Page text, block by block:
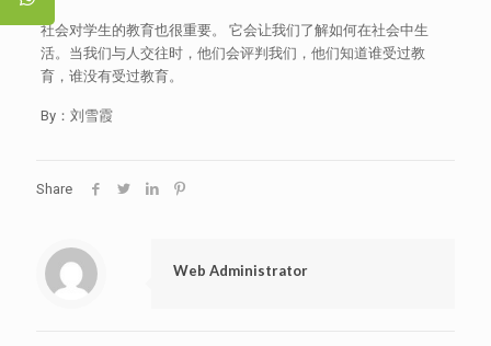
社会对学生的教育也很重要。 它会让我们了解如何在社会中生
活。当我们与人交往时，他们会评判我们，他们知道谁受过教
育，谁没有受过教育。
By：刘雪霞
Share
Web Administrator